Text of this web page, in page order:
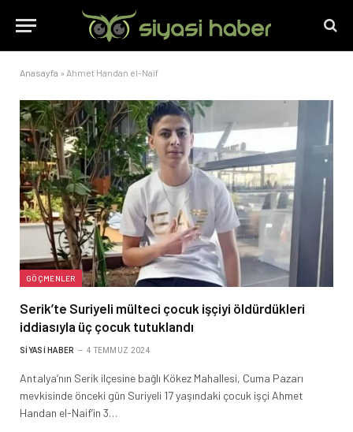
Anasayfa » Ahmet Handan el-Naif
GÖÇMENLER
Serik’te Suriyeli mülteci çocuk işçiyi öldürdükleri
iddiasıyla üç çocuk tutuklandı
SIYASI HABER 4 TEMMUZ 2024
Antalya’nın Serik ilçesine bağlı Kökez Mahallesi, Cuma Pazarı
mevkisinde önceki gün Suriyeli 17 yaşındaki çocuk işçi Ahmet
Handan el-Naif’in 3…